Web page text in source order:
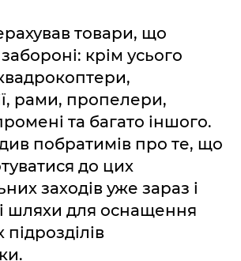
товари, що
крім усього
рами, пропелери,
та багато іншого.
побратимів про те, що
до цих
заходів уже зараз і
шляхи для оснащення
підрозділів